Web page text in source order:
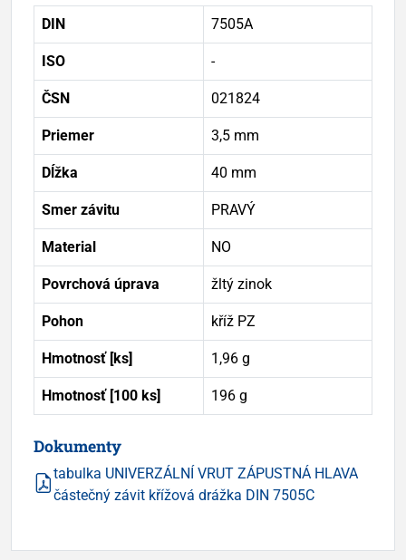
DIN 7505A
ISO -
ČSN 021824
Priemer 3,5 mm
Dĺžka 40 mm
Smer závitu PRAVÝ
Material NO
Povrchová úprava žltý zinok
Pohon kříž PZ
Hmotnosť [ks] 1,96 g
Hmotnosť [100 ks] 196 g
Dokumenty
tabulka UNIVERZÁLNÍ VRUT ZÁPUSTNÁ HLAVA
částečný závit křížová drážka DIN 7505C